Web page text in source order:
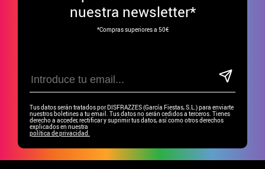
nuestra newsletter*
*Compras superiores a 50€
Tus datos serán tratados por DISFRAZZES (García Fiestas, S.L.) para enviarte
nuestros boletines a tu email. Tus datos no serán cedidos a terceros. Tienes
derecho a acceder, rectificar y suprimir tus datos, así como otros derechos
explicados en nuestra
política de privacidad.